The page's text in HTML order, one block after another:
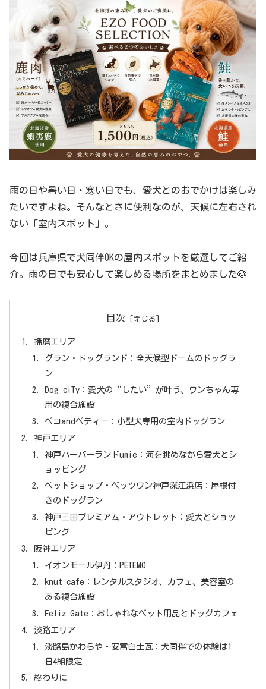
雨の日や暑い日・寒い日でも、愛犬とのおでかけは楽しみ
たいですよね。そんなときに便利なのが、天候に左右され
ない「室内スポット」。
今回は兵庫県で犬同伴OKの屋内スポットを厳選してご紹
介。雨の日でも安心して楽しめる場所をまとめました🐶
目次
播磨エリア
グラン・ドッグランド：全天候型ドームのドッグラ
ン
Dog ciTy：愛犬の“したい”が叶う、ワンちゃん専
用の複合施設
ペコandペティー：小型犬専用の室内ドッグラン
神戸エリア
神戸ハーバーランドumie：海を眺めながら愛犬とシ
ョッピング
ペットショップ・ペッツワン神戸深江浜店：屋根付
きのドッグラン
神戸三田プレミアム・アウトレット：愛犬とショッ
ピング
阪神エリア
イオンモール伊丹：PETEMO
knut cafe：レンタルスタジオ、カフェ、美容室の
ある複合施設
Feliz Gate：おしゃれなペット用品とドッグカフェ
淡路エリア
淡路島かわらや・安冨白土瓦：犬同伴での体験は1
日4組限定
終わりに